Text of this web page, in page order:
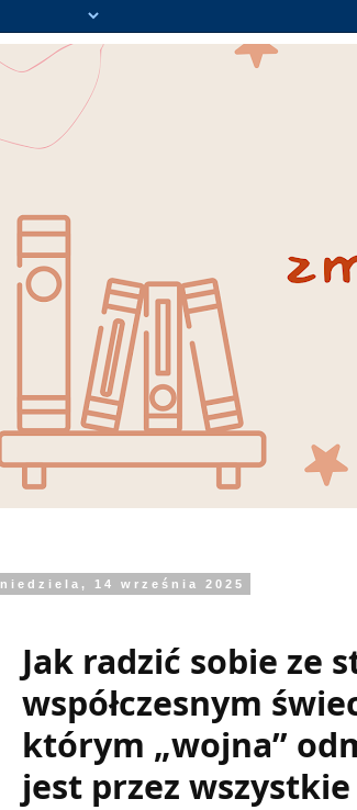
niedziela, 14 września 2025
Jak radzić sobie ze
współczesnym
którym „wojna”
jest przez